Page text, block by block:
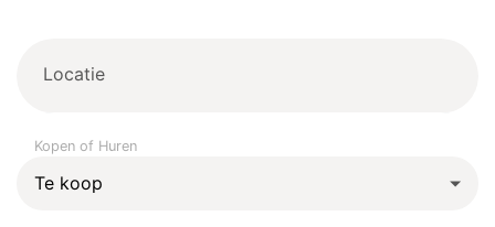
Locatie
Kopen of Huren